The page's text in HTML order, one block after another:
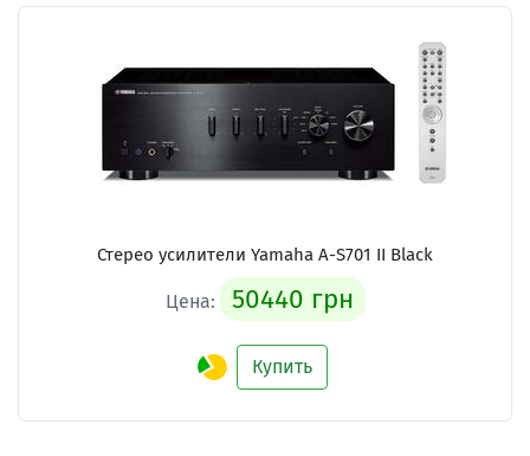
Стерео усилители Yamaha A-S701 II Black
Цена: 50440 грн
Купить